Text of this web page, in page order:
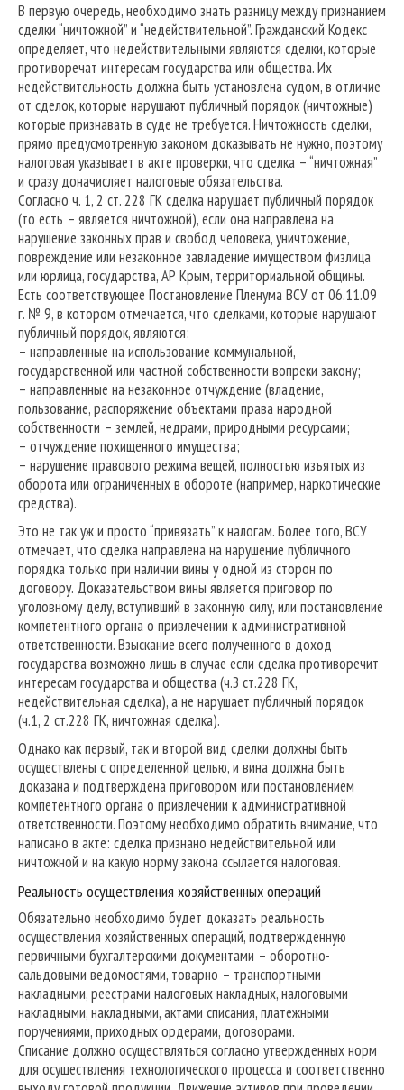
В первую очередь, необходимо знать разницу между признанием
сделки “ничтожной” и “недействительной”. Гражданский Кодекс
определяет, что недействительными являются сделки, которые
противоречат интересам государства или общества. Их
недействительность должна быть установлена ​​судом, в отличие
от сделок, которые нарушают публичный порядок (ничтожные)
которые признавать в суде не требуется. Ничтожность сделки,
прямо предусмотренную законом доказывать не нужно, поэтому
налоговая указывает в акте проверки, что сделка – “ничтожная”
и сразу доначисляет налоговые обязательства.
Согласно ч. 1, 2 ст. 228 ГК сделка нарушает публичный порядок
(то есть – является ничтожной), если она направлена на
нарушение законных прав и свобод человека, уничтожение,
повреждение или незаконное завладение имуществом физлица
или юрлица, государства, АР Крым, территориальной общины.
Есть соответствующее Постановление Пленума ВСУ от 06.11.09
г. № 9, в котором отмечается, что сделками, которые нарушают
публичный порядок, являются:
– направленные на использование коммунальной,
государственной или частной собственности вопреки закону;
– направленные на незаконное отчуждение (владение,
пользование, распоряжение объектами права народной
собственности – землей, недрами, природными ресурсами;
– отчуждение похищенного имущества;
– нарушение правового режима вещей, полностью изъятых из
оборота или ограниченных в обороте (например, наркотические
средства).
Это не так уж и просто “привязать” к налогам. Более того, ВСУ
отмечает, что сделка направлена ​​на нарушение публичного
порядка только при наличии вины у одной из сторон по
договору. Доказательством вины является приговор по
уголовному делу, вступивший в законную силу, или постановление
компетентного органа о привлечении к административной
ответственности. Взыскание всего полученного в доход
государства возможно лишь в случае если сделка противоречит
интересам государства и общества (ч.З ст.228 ГК,
недействительная сделка), а не нарушает публичный порядок
(ч.1, 2 ст.228 ГК, ничтожная сделка).
Однако как первый, так и второй вид сделки должны быть
осуществлены с определенной целью, и вина должна быть
доказана и подтверждена приговором или постановлением
компетентного органа о привлечении к административной
ответственности. Поэтому необходимо обратить внимание, что
написано в акте: сделка признано недействительной или
ничтожной и на какую норму закона ссылается налоговая.
Реальность осуществления хозяйственных операций
Обязательно необходимо будет доказать реальность
осуществления хозяйственных операций, подтвержденную
первичными бухгалтерскими документами – оборотно-
сальдовыми ведомостями, товарно – транспортными
накладными, реестрами налоговых накладных, налоговыми
накладными, накладными, актами списания, платежными
поручениями, приходных ордерами, договорами.
Списание должно осуществляться согласно утвержденных норм
для осуществления технологического процесса и соответственно